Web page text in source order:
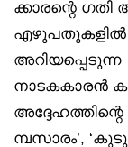
ക്കാരന്റെ
എഴുപതുകളിൽ
അറിയപ്പെടുന്ന
നാടകകാരൻ
മ്പസാരം’,